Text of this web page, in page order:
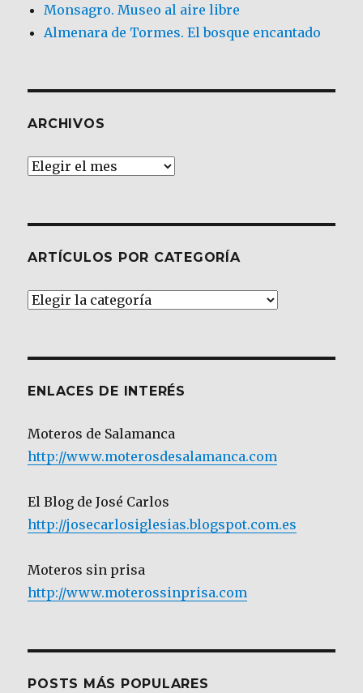
Monsagro. Museo al aire libre
Almenara de Tormes. El bosque encantado
ARCHIVOS
Archivos
ARTÍCULOS POR CATEGORÍA
Artículos
ENLACES DE INTERÉS
Moteros de Salamanca
http://www.moterosdesalamanca.com
El Blog de José Carlos
http://josecarlosiglesias.blogspot.com.es
Moteros sin prisa
http://www.moterossinprisa.com
POSTS MÁS POPULARES